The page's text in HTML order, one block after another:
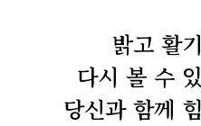
밝고 활
다시 볼 수
당신과 함께